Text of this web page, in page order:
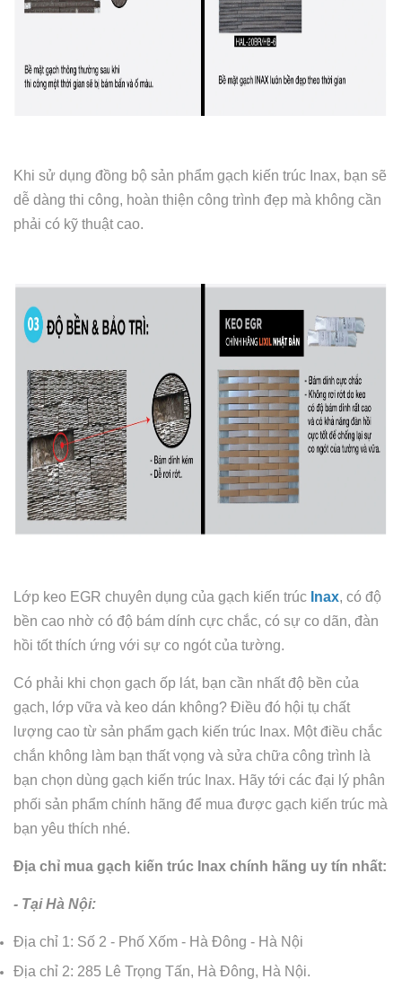
Khi sử dụng đồng bộ sản phẩm gạch kiến trúc Inax, bạn sẽ
dễ dàng thi công, hoàn thiện công trình đẹp mà không cần
phải có kỹ thuật cao.
Lớp keo EGR chuyên dụng của gạch kiến trúc Inax, có độ
bền cao nhờ có độ bám dính cực chắc, có sự co dãn, đàn
hồi tốt thích ứng với sự co ngót của tường.
Có phải khi chọn gạch ốp lát, bạn cần nhất độ bền của
gạch, lớp vữa và keo dán không? Điều đó hội tụ chất
lượng cao từ sản phẩm gạch kiến trúc Inax. Một điều chắc
chắn không làm bạn thất vọng và sửa chữa công trình là
bạn chọn dùng gạch kiến trúc Inax. Hãy tới các đại lý phân
phối sản phẩm chính hãng để mua được gạch kiến trúc mà
bạn yêu thích nhé.
Địa chỉ mua gạch kiến trúc Inax chính hãng uy tín nhất:
- Tại Hà Nội:
Địa chỉ 1: Số 2 - Phố Xốm - Hà Đông - Hà Nội
Địa chỉ 2: 285 Lê Trọng Tấn, Hà Đông, Hà Nội.